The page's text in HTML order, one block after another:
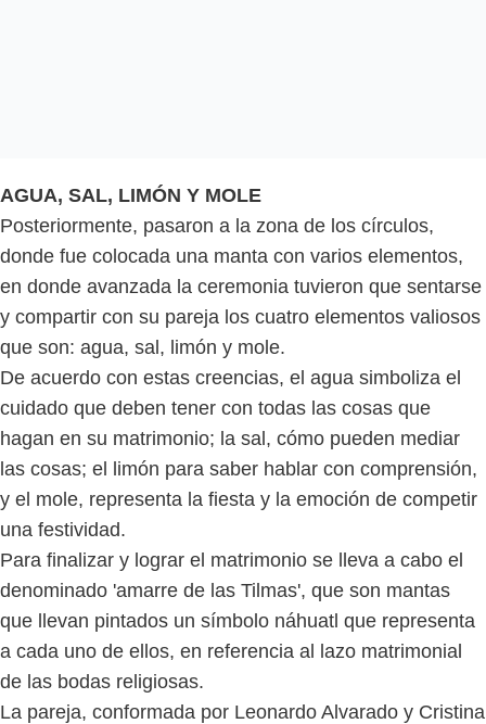
AGUA, SAL, LIMÓN Y MOLE
Posteriormente, pasaron a la zona de los círculos,
donde fue colocada una manta con varios elementos,
en donde avanzada la ceremonia tuvieron que sentarse
y compartir con su pareja los cuatro elementos valiosos
que son: agua, sal, limón y mole.
De acuerdo con estas creencias, el agua simboliza el
cuidado que deben tener con todas las cosas que
hagan en su matrimonio; la sal, cómo pueden mediar
las cosas; el limón para saber hablar con comprensión,
y el mole, representa la fiesta y la emoción de competir
una festividad.
Para finalizar y lograr el matrimonio se lleva a cabo el
denominado 'amarre de las Tilmas', que son mantas
que llevan pintados un símbolo náhuatl que representa
a cada uno de ellos, en referencia al lazo matrimonial
de las bodas religiosas.
La pareja, conformada por Leonardo Alvarado y Cristina